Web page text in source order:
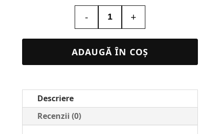
-
Cantitate
Led
poza
Cardiolog
+
ADAUGĂ ÎN COȘ
Descriere
Recenzii (0)